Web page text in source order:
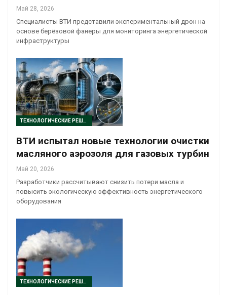
Май 28, 2026
Специалисты ВТИ представили экспериментальный дрон на
основе берёзовой фанеры для мониторинга энергетической
инфраструктуры
ТЕХНОЛОГИЧЕСКИЕ РЕШЕНИЯ
ВТИ испытал новые технологии очистки
масляного аэрозоля для газовых турбин
Май 20, 2026
Разработчики рассчитывают снизить потери масла и
повысить экологическую эффективность энергетического
оборудования
ТЕХНОЛОГИЧЕСКИЕ РЕШЕНИЯ